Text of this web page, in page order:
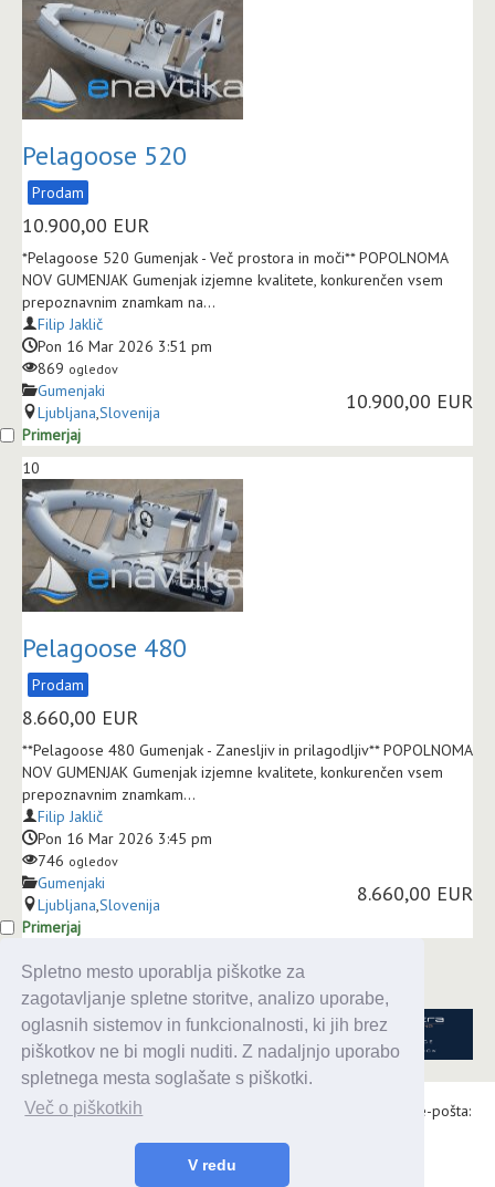
Spletno mesto uporablja piškotke za
zagotavljanje spletne storitve, analizo uporabe,
oglasnih sistemov in funkcionalnosti, ki jih brez
piškotkov ne bi mogli nuditi. Z nadaljnjo uporabo
spletnega mesta soglašate s piškotki.
Več o piškotkih
V redu
Pelagoose 520
Prodam
10.900,00 EUR
*Pelagoose 520 Gumenjak - Več prostora in moči** POPOLNOMA
NOV GUMENJAK Gumenjak izjemne kvalitete, konkurenčen vsem
prepoznavnim znamkam na...
Filip Jaklič
Pon 16 Mar 2026 3:51 pm
869 ogledov
10.900,00 EUR
Gumenjaki
Ljubljana,Slovenija
Primerjaj
10
Pelagoose 480
Prodam
8.660,00 EUR
**Pelagoose 480 Gumenjak - Zanesljiv in prilagodljiv** POPOLNOMA
NOV GUMENJAK Gumenjak izjemne kvalitete, konkurenčen vsem
prepoznavnim znamkam...
Filip Jaklič
Pon 16 Mar 2026 3:45 pm
746 ogledov
8.660,00 EUR
Gumenjaki
Ljubljana,Slovenija
Primerjaj
Alaris d.o.o., Topniška 14, Ljubljana, Tel.: 031 303 086, e-pošta:
© 2026 enavtika